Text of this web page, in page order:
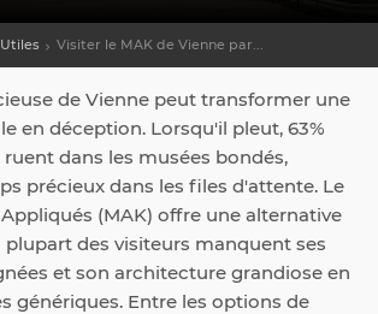
Visiter le MAK de Vienne par...
de Vienne peut transformer une
en déception. Lorsqu'il pleut, 63%
dans les musées bondés,
précieux dans les files d'attente. Le
(MAK) offre une alternative
plupart des visiteurs manquent ses
et son architecture grandiose en
génériques. Entre les options de